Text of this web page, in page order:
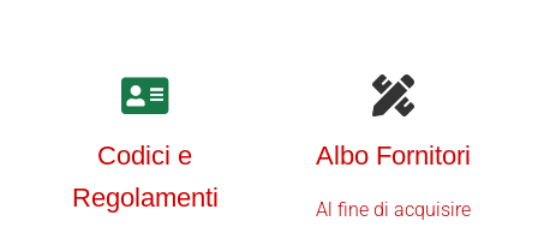
Codici e
Regolamenti
Albo Fornitori
Al fine di acquisire